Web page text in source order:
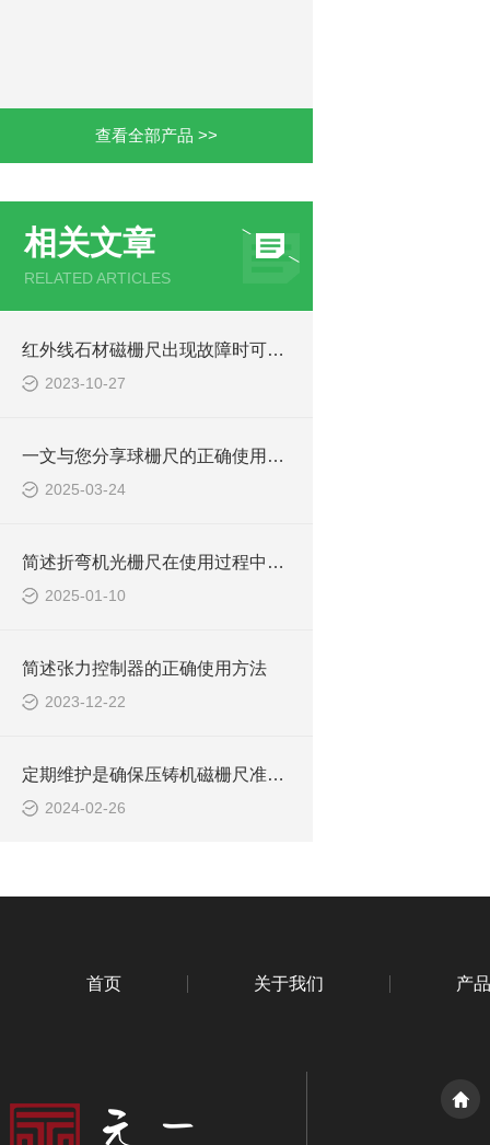
查看全部产品 >>
相关文章
RELATED ARTICLES
红外线石材磁栅尺出现故障时可通过这些方法处理
2023-10-27
一文与您分享球栅尺的正确使用步骤
2025-03-24
简述折弯机光栅尺在使用过程中的常见问题相应解决方法
2025-01-10
简述张力控制器的正确使用方法
2023-12-22
定期维护是确保压铸机磁栅尺准确测量的关键
2024-02-26
首页 关于我们 产